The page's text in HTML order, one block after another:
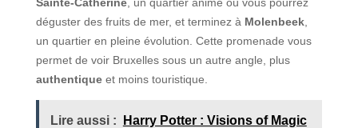
déguster des fruits de mer, et terminez à Molenbeek,
un quartier en pleine évolution. Cette promenade vous
permet de voir Bruxelles sous un autre angle, plus
authentiqueet moins touristique.
Lire aussi :
Harry Potter : Visions of Magic